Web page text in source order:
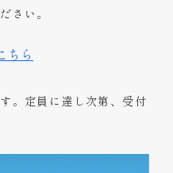
さい。
ちら
。定員に達し次第、受付